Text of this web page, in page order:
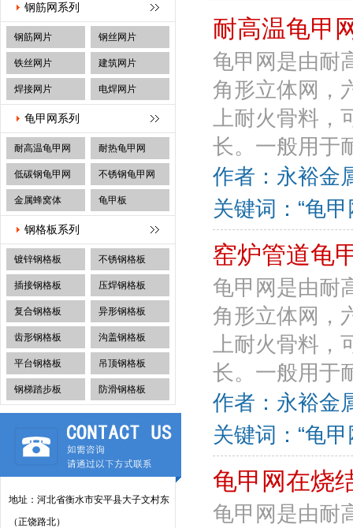
钢筋网系列
钢筋网片 钢丝网片
铁丝网片 建筑网片
焊接网片 电焊网片
龟甲网系列
耐高温龟甲网 耐热龟甲网
低碳钢龟甲网 不锈钢龟甲网
金属蜂窝体 龟甲板
钢格板系列
镀锌钢格板 不锈钢格板
插接钢格板 压焊钢格板
复合钢格板 异形钢格板
齿形钢格板 沟盖钢格板
平台钢格板 吊顶钢格板
钢梯踏步板 防滑钢格板
地址：河北省衡水市安平县大子文村东
（正饶路北）
耐高温龟甲
龟甲网是由耐
角形立体网，
上耐火骨料，
长。一般用于
作者：永裕
关键词：“龟甲
窑炉管道龟
龟甲网是由耐
角形立体网，
上耐火骨料，
长。一般用于
作者：永裕
关键词：“龟甲
龟甲网在烧
龟甲网是由耐